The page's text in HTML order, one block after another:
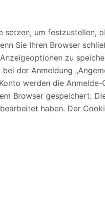
setzen, um festzustellen,
Sie Ihren Browser
zu
der Anmeldung
werden die Anmelde-
Browser gespeichert.
haben. Der